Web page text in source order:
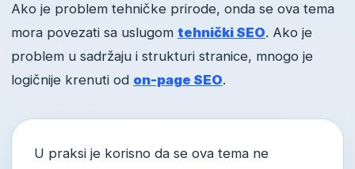
Ako je problem tehničke prirode, onda se ova tema
mora povezati sa uslugom tehnički SEO. Ako je
problem u sadržaju i strukturi stranice, mnogo je
logičnije krenuti od on-page SEO.
U praksi je korisno da se ova tema ne